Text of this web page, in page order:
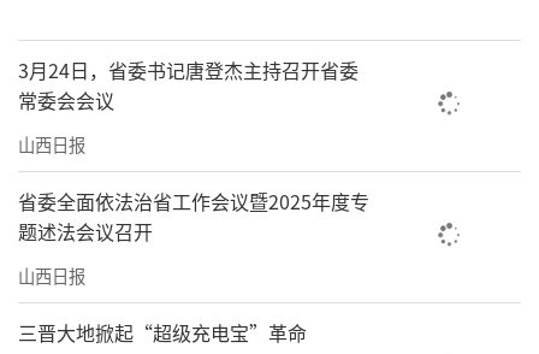
3月24日，省委书记唐登杰主持召开省委
常委会会议
山西日报
省委全面依法治省工作会议暨2025年度专
题述法会议召开
山西日报
三晋大地掀起“超级充电宝”革命